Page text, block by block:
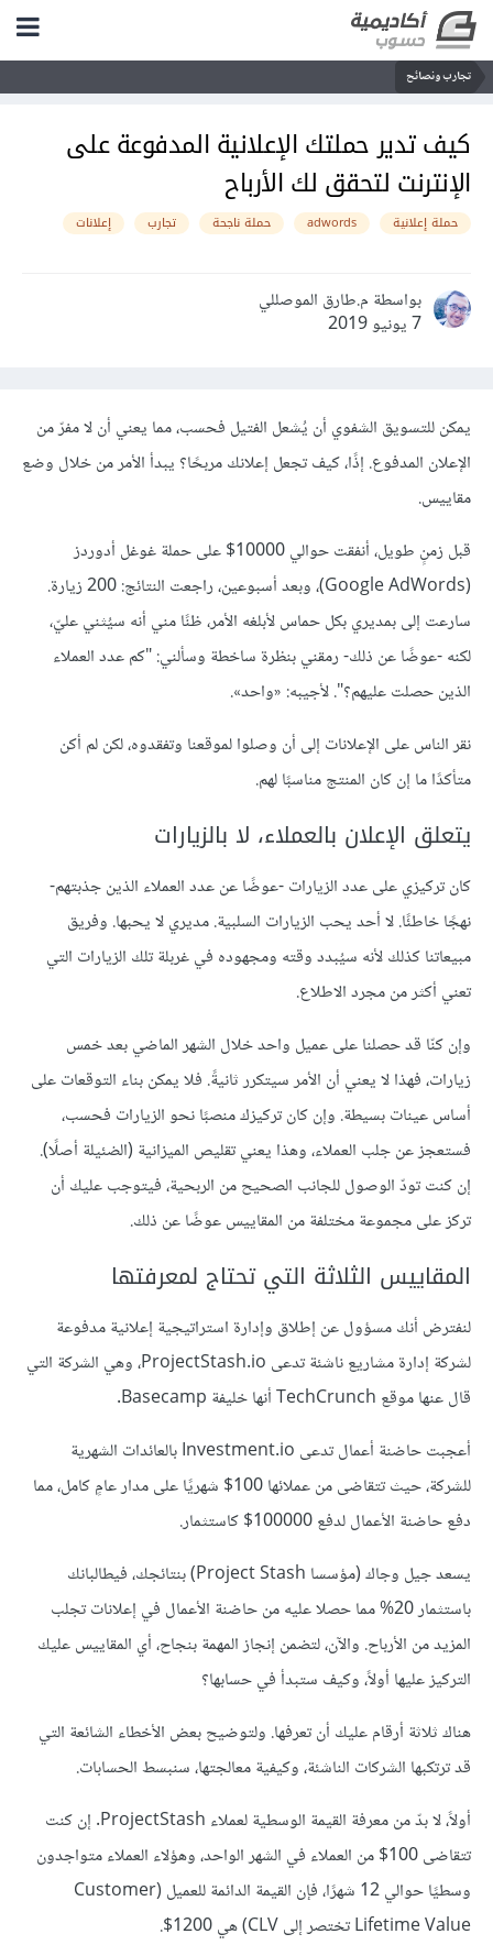
تجارب ونصائح
كيف تدير حملتك الإعلانية المدفوعة على
الإنترنت لتحقق لك الأرباح
حملة إعلانية adwords حملة ناجحة تجارب إعلانات
بواسطة م.طارق الموصللي
7 يونيو 2019
يمكن للتسويق الشفوي أن يُشعل الفتيل فحسب، مما يعني أن لا مفرّ من
الإعلان المدفوع. إذًا، كيف تجعل إعلانك مربحًا؟ يبدأ الأمر من خلال وضع
مقاييس.
قبل زمنٍ طويل، أنفقت حوالي 10000$ على حملة غوغل أدوردز
(Google AdWords)، وبعد أسبوعين، راجعت النتائج: 200 زيارة.
سارعت إلى بمديري بكل حماس لأبلغه الأمر، ظنًا مني أنه سيُثني عليّ،
لكنه -عوضًا عن ذلك- رمقني بنظرة ساخطة وسألني: "كم عدد العملاء
الذين حصلت عليهم؟". لأجيبه: «واحد».
نقر الناس على الإعلانات إلى أن وصلوا لموقعنا وتفقدوه، لكن لم أكن
متأكدًا ما إن كان المنتج مناسبًا لهم.
يتعلق الإعلان بالعملاء، لا بالزيارات
كان تركيزي على عدد الزيارات -عوضًا عن عدد العملاء الذين جذبتهم-
نهجًا خاطئًا. لا أحد يحب الزيارات السلبية. مديري لا يحبها. وفريق
مبيعاتنا كذلك لأنه سيُبدد وقته ومجهوده في غربلة تلك الزيارات التي
تعني أكثر من مجرد الاطلاع.
وإن كنّا قد حصلنا على عميل واحد خلال الشهر الماضي بعد خمس
زيارات، فهذا لا يعني أن الأمر سيتكرر ثانيةً. فلا يمكن بناء التوقعات على
أساس عينات بسيطة. وإن كان تركيزك منصبًا نحو الزيارات فحسب،
فستعجز عن جلب العملاء، وهذا يعني تقليص الميزانية (الضئيلة أصلًا).
إن كنت تودّ الوصول للجانب الصحيح من الربحية، فيتوجب عليك أن
تركز على مجموعة مختلفة من المقاييس عوضًا عن ذلك.
المقاييس الثلاثة التي تحتاج لمعرفتها
لنفترض أنك مسؤول عن إطلاق وإدارة استراتيجية إعلانية مدفوعة
لشركة إدارة مشاريع ناشئة تدعى ProjectStash.io، وهي الشركة التي
قال عنها موقع TechCrunch أنها خليفة Basecamp.
أعجبت حاضنة أعمال تدعى Investment.io بالعائدات الشهرية
للشركة، حيث تتقاضى من عملائها 100$ شهريًا على مدار عامٍ كامل، مما
دفع حاضنة الأعمال لدفع 100000$ كاستثمار.
يسعد جيل وجاك (مؤسسا Project Stash) بنتائجك، فيطالبانك
باستثمار 20% مما حصلا عليه من حاضنة الأعمال في إعلانات تجلب
المزيد من الأرباح. والآن، لتضمن إنجاز المهمة بنجاح، أي المقاييس عليك
التركيز عليها أولاً، وكيف ستبدأ في حسابها؟
هناك ثلاثة أرقام عليك أن تعرفها. ولتوضيح بعض الأخطاء الشائعة التي
قد ترتكبها الشركات الناشئة، وكيفية معالجتها، سنبسط الحسابات.
أولاً، لا بدّ من معرفة القيمة الوسطية لعملاء ProjectStash. إن كنت
تتقاضى 100$ من العملاء في الشهر الواحد، وهؤلاء العملاء متواجدون
وسطيًا حوالي 12 شهرًا، فإن القيمة الدائمة للعميل (Customer
Lifetime Value تختصر إلى CLV) هي 1200$.